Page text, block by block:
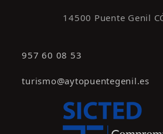
14500 Puente Genil
957 60 08 53
turismo@aytopuentegenil.es